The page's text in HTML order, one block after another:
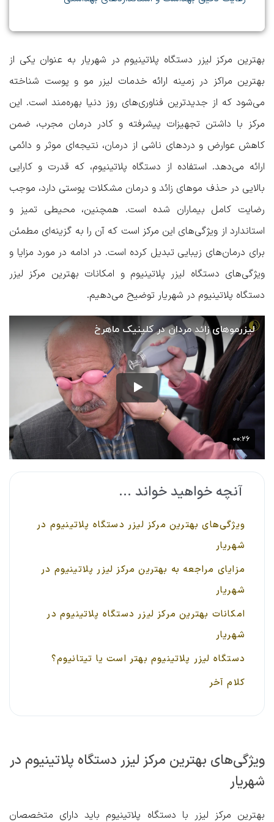
بهترین مرکز لیزر دستگاه پلاتینیوم در شهریار به عنوان یکی از
بهترین مراکز در زمینه ارائه خدمات لیزر مو و پوست شناخته
می‌شود که از جدیدترین فناوری‌های روز دنیا بهره‌مند است. این
مرکز با داشتن تجهیزات پیشرفته و کادر درمان مجرب، ضمن
کاهش عوارض و دردهای ناشی از درمان، نتیجه‌ای موثر و دائمی
ارائه می‌دهد. استفاده از دستگاه پلاتینیوم، که قدرت و کارایی
بالایی در حذف موهای زائد و درمان مشکلات پوستی دارد، موجب
رضایت کامل بیماران شده است. همچنین، محیطی تمیز و
استاندارد از ویژگی‌های این مرکز است که آن را به گزینه‌ای مطمئن
برای درمان‌های زیبایی تبدیل کرده است. در ادامه در مورد مزایا و
ویژگی‌های دستگاه لیزر پلاتینیوم و امکانات بهترین مرکز لیزر
دستگاه پلاتینیوم در شهریار توضیح می‌دهیم.
آنچه خواهید خواند ...
ویژگی‌های بهترین مرکز لیزر دستگاه پلاتینیوم در
شهریار
مزایای مراجعه به بهترین مرکز لیزر پلاتینیوم در
شهریار
امکانات بهترین مرکز لیزر دستگاه پلاتینیوم در
شهریار
دستگاه لیزر پلاتینیوم بهتر است یا تیتانیوم؟
کلام آخر
ویژگی‌های بهترین مرکز لیزر دستگاه پلاتینیوم در
شهریار
بهترین مرکز لیزر با دستگاه پلاتینیوم باید دارای متخصصان